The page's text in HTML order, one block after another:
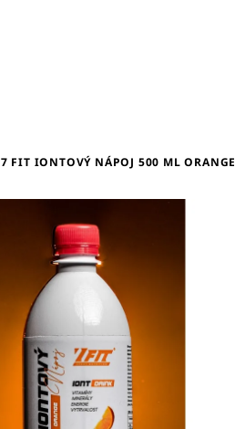
7 FIT IONTOVÝ NÁPOJ 500 ML ORANGE